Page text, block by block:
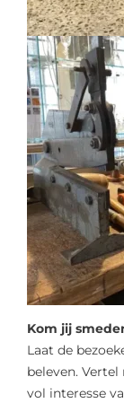
Kom jij
Laat de
beleven.
vol interesse